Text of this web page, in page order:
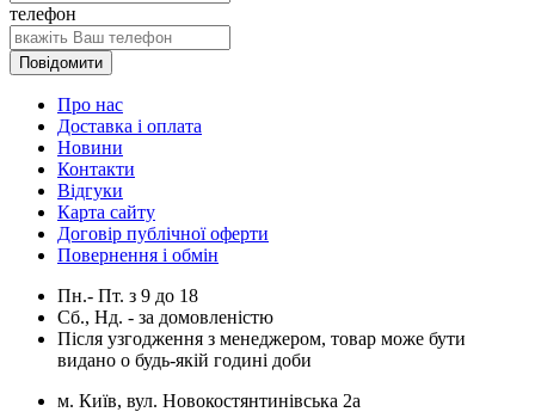
телефон
Повідомити
Про нас
Доставка і оплата
Новини
Контакти
Відгуки
Карта сайту
Договір публічної оферти
Повернення і обмін
Пн.- Пт. з 9 до 18
Сб., Нд. - за домовленістю
Після узгодження з менеджером, товар може бути
видано о будь-якій годині доби
м. Київ, вул. Новокостянтинівська 2а